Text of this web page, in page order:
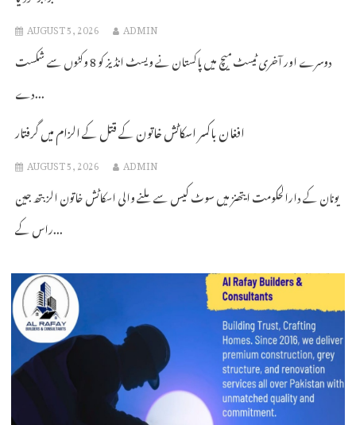
AUGUST 5, 2026 ADMIN
دوسرے اور آخری ٹیسٹ میچ میں پاکستان نے ویسٹ انڈیز کو 8 وکٹوں سے شکست
دے...
افغان باکسر اسکاٹش خاتون کے قتل کے الزام میں گرفتار
AUGUST 5, 2026 ADMIN
یونان کے دارالحکومت ایتھنز میں سوٹ کیس سے ملنے والی اسکاٹش خاتون الزبتھ جین
راس کے...